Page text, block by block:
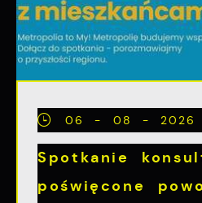
06 - 08 - 2026
Spotkanie
poświęcone